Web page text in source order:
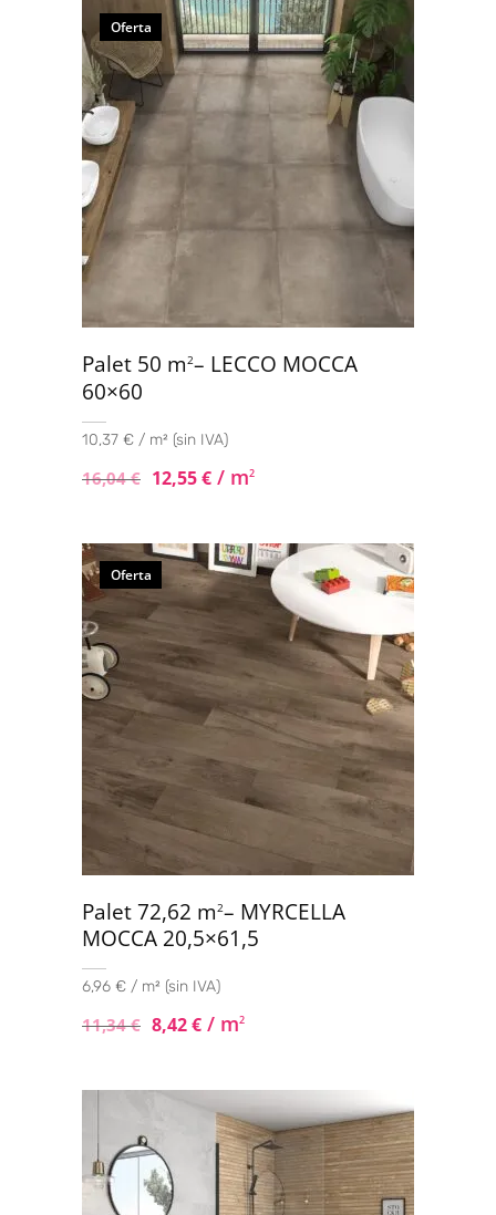
Oferta
Palet 50 m2– LECCO MOCCA
60×60
10,37 € / m² (sin IVA)
16,04€ 12,55€ / m2
Oferta
Palet 72,62 m2– MYRCELLA
MOCCA 20,5×61,5
6,96 € / m² (sin IVA)
11,34€ 8,42€ / m2